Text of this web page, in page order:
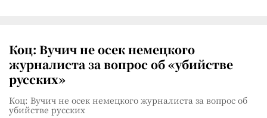
Коц: Вучич не осек немецкого
журналиста за вопрос об «убийстве
русских»
Коц: Вучич не осек немецкого журналиста за вопрос об
убийстве русских